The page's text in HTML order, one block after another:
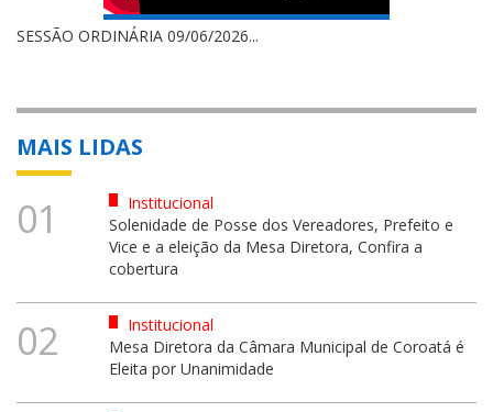
SESSÃO ORDINÁRIA 09/06/2026...
MAIS LIDAS
01
Institucional
Solenidade de Posse dos Vereadores, Prefeito e
Vice e a eleição da Mesa Diretora, Confira a
cobertura
02
Institucional
Mesa Diretora da Câmara Municipal de Coroatá é
Eleita por Unanimidade